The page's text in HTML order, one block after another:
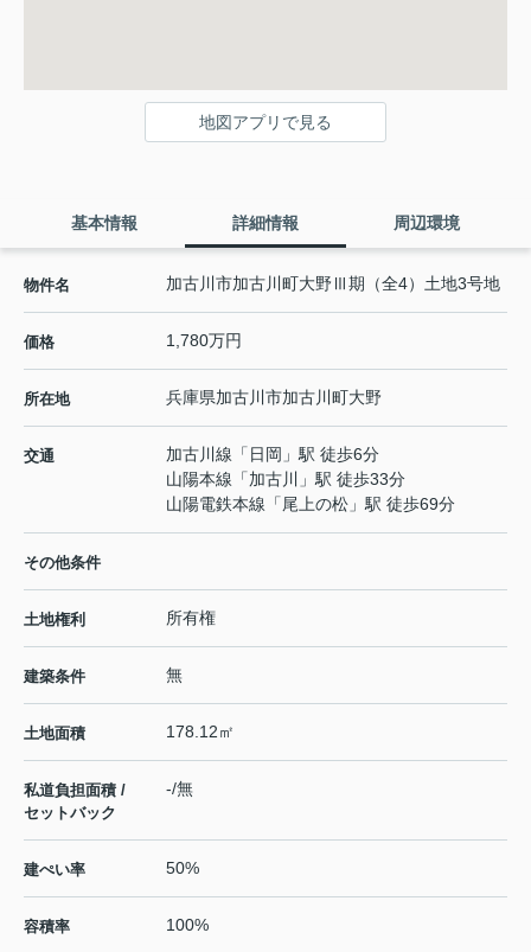
地図アプリで見る
基本情報 詳細情報 周辺環境
物件名 加古川市加古川町大野Ⅲ期（全4）土地3号地
価格 1,780万円
所在地 兵庫県加古川市加古川町大野
交通 加古川線 「 日岡 」駅 徒歩6分
山陽本線 「加古川
」駅 徒歩33分
山陽電鉄本線 「尾上の松 」駅 徒歩69分
その他条件
土地権利 所有権
建築条件 無
土地面積 178.12㎡
私道負担面積 /
セットバック
-/無
建ぺい率 50%
容積率 100%